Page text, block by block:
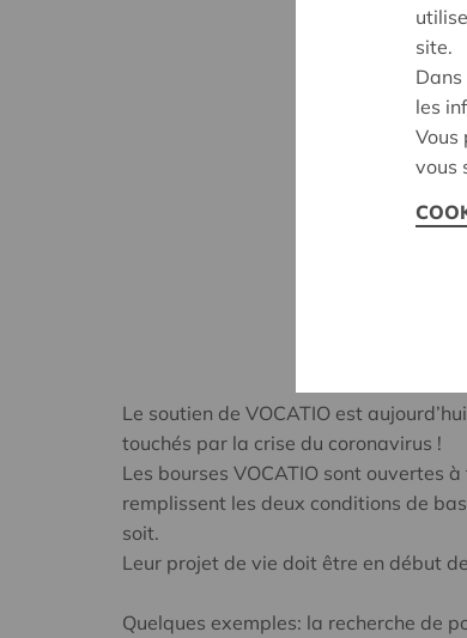
Le soutien de VOCATIO est
touchés par la crise du coronavirus !
Les bourses VOCATIO sont ouvertes
remplissent les deux conditions de
soit.
Leur projet de vie doit être en début
Quelques exemples: la recherche de
site.
les
Vous
vous